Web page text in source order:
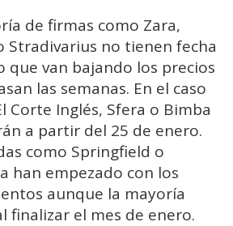
de firmas como Zara,
Stradivarius no tienen fecha
que van bajando los precios
las semanas. En el caso
Corte Inglés, Sfera o Bimba
a partir del 25 de enero.
como Springfield o
han empezado con los
aunque la mayoría
finalizar el mes de enero.